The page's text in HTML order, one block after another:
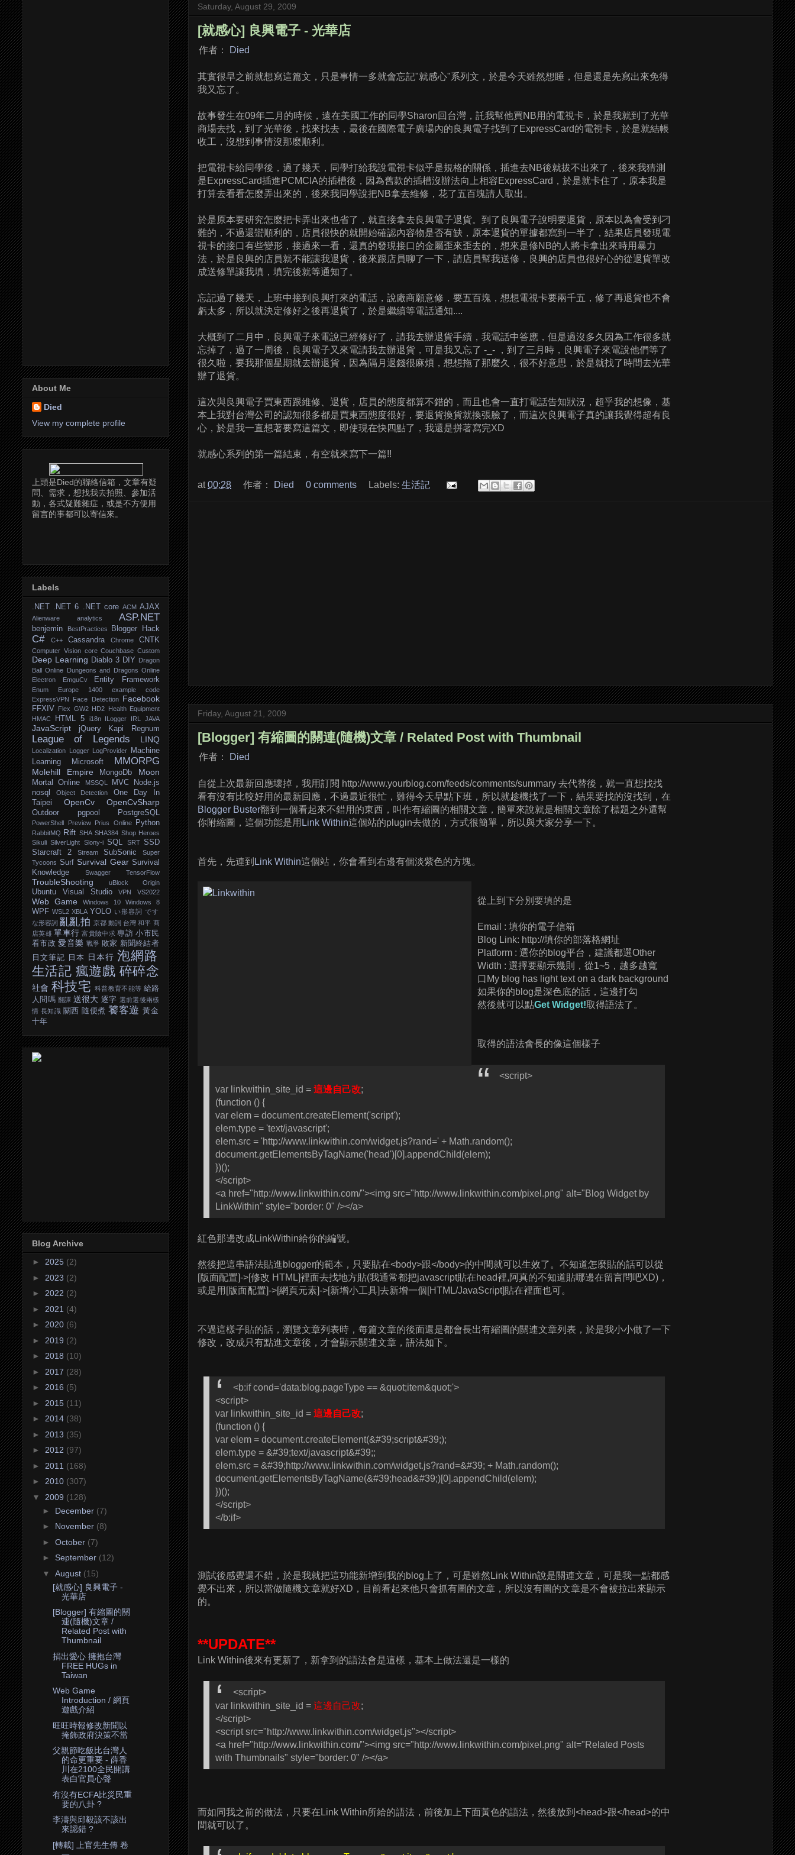
Saturday, August 29, 2009
[就感心] 良興電子 - 光華店
作者： Died
其實很早之前就想寫這篇文，只是事情一多就會忘記"就感心"系列文，於是今天雖然想睡，但是還是先寫出來免得
我又忘了。
故事發生在09年二月的時候，遠在美國工作的同學Sharon回台灣，託我幫他買NB用的電視卡，於是我就到了光華
商場去找，到了光華後，找來找去，最後在國際電子廣場內的良興電子找到了ExpressCard的電視卡，於是就結帳
收工，沒想到事情沒那麼順利。
把電視卡給同學後，過了幾天，同學打給我說電視卡似乎是規格的關係，插進去NB後就拔不出來了，後來我猜測
是ExpressCard插進PCMCIA的插槽後，因為舊款的插槽沒辦法向上相容ExpressCard，於是就卡住了，原本我是
打算去看看怎麼弄出來的，後來我同學說把NB拿去維修，花了五百塊請人取出。
於是原本要研究怎麼把卡弄出來也省了，就直接拿去良興電子退貨。到了良興電子說明要退貨，原本以為會受到刁
難的，不過還蠻順利的，店員很快的就開始確認內容物是否有缺，原本退貨的單據都寫到一半了，結果店員發現電
視卡的接口有些變形，接過來一看，還真的發現接口的金屬歪來歪去的，想來是修NB的人將卡拿出來時用暴力
法，於是良興的店員就不能讓我退貨，後來跟店員聊了一下，請店員幫我送修，良興的店員也很好心的從退貨單改
成送修單讓我填，填完後就等通知了。
忘記過了幾天，上班中接到良興打來的電話，說廠商願意修，要五百塊，想想電視卡要兩千五，修了再退貨也不會
虧太多，所以就決定修好之後再退貨了，於是繼續等電話通知....
大概到了二月中，良興電子來電說已經修好了，請我去辦退貨手續，我電話中答應，但是過沒多久因為工作很多就
忘掉了，過了一周後，良興電子又來電請我去辦退貨，可是我又忘了 -_- ，到了三月時，良興電子來電說他們等了
很久啦，要我那個星期就去辦退貨，因為隔月退錢很麻煩，想想拖了那麼久，很不好意思，於是就找了時間去光華
辦了退貨。
這次與良興電子買東西跟維修、退貨，店員的態度都算不錯的，而且也會一直打電話告知狀況，超乎我的想像，基
本上我對台灣公司的認知很多都是買東西態度很好，要退貨換貨就換張臉了，而這次良興電子真的讓我覺得超有良
心，於是我一直想著要寫這篇文，即使現在快四點了，我還是拼著寫完XD
就感心系列的第一篇結束，有空就來寫下一篇!!
at00:28 作者： Died 0 comments Labels: 生活記
Friday, August 21, 2009
[Blogger] 有縮圖的關連(隨機)文章 / Related Post with Thumbnail
作者： Died
自從上次最新回應壞掉，我用訂閱 http://www.yourblog.com/feeds/comments/summary 去代替後，就一直想找找
看有沒有比較好用的最新回應，不過最近很忙，難得今天早點下班，所以就趁機找了一下，結果要找的沒找到，在
Blogger Buster翻到一個看起來不錯用的東西，叫作有縮圖的相關文章，簡單來說就是相關文章除了標題之外還幫
你附縮圖，這個功能是用 Link Within這個站的plugin去做的，方式很簡單，所以與大家分享一下。
首先，先連到 Link Within這個站，你會看到右邊有個淡紫色的方塊。
從上到下分別要填的是
Email : 填你的電子信箱
Blog Link: http://填你的部落格網址
Platform : 選你的blog平台，建議都選Other
Width : 選擇要顯示幾則，從1~5，越多越寬
口My blog has light text on a dark background
如果你的blog是深色底的話，這邊打勾
然後就可以點Get Widget!取得語法了。
取得的語法會長的像這個樣子
<script>
var linkwithin_site_id = 這邊自己改;
(function () {
var elem = document.createElement('script');
elem.type = 'text/javascript';
elem.src = 'http://www.linkwithin.com/widget.js?rand=' + Math.random();
document.getElementsByTagName('head')[0].appendChild(elem);
})();
</script>
<a href="http://www.linkwithin.com/"><img src="http://www.linkwithin.com/pixel.png" alt="Blog Widget by
LinkWithin" style="border: 0" /></a>
紅色那邊改成LinkWithin給你的編號。
然後把這串語法貼進blogger的範本，只要貼在<body>跟</body>的中間就可以生效了。不知道怎麼貼的話可以從
[版面配置]->[修改 HTML]裡面去找地方貼(我通常都把javascript貼在head裡,阿真的不知道貼哪邊在留言問吧XD)，
或是用[版面配置]->[網頁元素]->[新增小工具]去新增一個[HTML/JavaScript]貼在裡面也可。
不過這樣子貼的話，瀏覽文章列表時，每篇文章的後面還是都會長出有縮圖的關連文章列表，於是我小小做了一下
修改，改成只有點進文章後，才會顯示關連文章，語法如下。
<b:if cond='data:blog.pageType == &quot;item&quot;'>
<script>
var linkwithin_site_id = 這邊自己改;
(function () {
var elem = document.createElement(&#39;script&#39;);
elem.type = &#39;text/javascript&#39;;
elem.src = &#39;http://www.linkwithin.com/widget.js?rand=&#39; + Math.random();
document.getElementsByTagName(&#39;head&#39;)[0].appendChild(elem);
})();
</script>
</b:if>
測試後感覺還不錯，於是我就把這功能新增到我的blog上了，可是雖然Link Within說是關連文章，可是我一點都感
覺不出來，所以當做隨機文章就好XD，目前看起來他只會抓有圖的文章，所以沒有圖的文章是不會被拉出來顯示
的。
**UPDATE**
Link Within後來有更新了，新拿到的語法會是這樣，基本上做法還是一樣的
<script>
var linkwithin_site_id = 這邊自己改;
</script>
<script src="http://www.linkwithin.com/widget.js"></script>
<a href="http://www.linkwithin.com/"><img src="http://www.linkwithin.com/pixel.png" alt="Related Posts
with Thumbnails" style="border: 0" /></a>
而如同我之前的做法，只要在Link Within所給的語法，前後加上下面黃色的語法，然後放到<head>跟</head>的中
間就可以了。
About Me
Died
View my complete profile
上頭是Died的聯絡信箱，文章有疑
問、需求，想找我去拍照、參加活
動，各式疑難雜症，或是不方便用
留言的事都可以寄信來。
Labels
.NET .NET 6 .NET core ACM AJAX
Alienware analytics ASP.NET
benjemin BestPractices Blogger Hack
C# C++ Cassandra Chrome CNTK
Computer Vision core Couchbase Custom
Deep Learning Diablo 3 DIY Dragon
Ball Online Dungeons and Dragons Online
Electron
EmguCv Entity Framework
Enum Europe 1400
example code
ExpressVPN
Face Detection Facebook
FFXIV Flex GW2 HD2 Health Equipment
HMAC
HTML 5 i18n ILogger IRL JAVA
JavaScript jQuery Kapi Regnum
League of Legends LINQ
Localization Logger LogProvider
Machine
Learning
Microsoft MMORPG
Molehill Empire MongoDb Moon
Mortal Online MSSQL MVC
Node.js
nosql
Object Detection
One Day In
Taipei
OpenCv OpenCvSharp
Outdoor pgpool PostgreSQL
PowerShell Preview Prius Online Python
RabbitMQ Rift SHA SHA384 Shop Heroes
Sikuli SilverLight Slony-i SQL SRT SSD
Starcraft 2
Stream SubSonic
Super
Tycoons Surf Survival Gear Survival
Knowledge
Swagger TensorFlow
TroubleShooting uBlock Origin
Ubuntu Visual Studio VPN VS2022
Web Game Windows 10 Windows 8
WPF WSL2 XBLA YOLO い形容詞 です
な形容詞 亂亂拍 京都 動詞 台灣 和平 商
店英雄 單車行 富貴險中求 專訪 小市民
看市政 愛音樂 戰爭 敗家 新聞終結者
日文筆記
日本 日本行 泡網路
生活記 瘋遊戲 碎碎念
社會 科技宅 科普教育不能等 給路
人問嗎 翻譯 送很大 逐字 選前選後兩樣
情 長知識 關西 隨便煮 饕客遊 黃金
十年
Blog Archive
► 2025 (2)
► 2023 (2)
► 2022 (2)
► 2021 (4)
► 2020 (6)
► 2019 (2)
► 2018 (10)
► 2017 (28)
► 2016 (5)
► 2015 (11)
► 2014 (38)
► 2013 (35)
► 2012 (97)
► 2011 (168)
► 2010 (307)
▼ 2009 (128)
► December (7)
► November (8)
► October (7)
► September (12)
▼ August (15)
[就感心] 良興電子 -
光華店
[Blogger] 有縮圖的關
連(隨機)文章 /
Related Post with
Thumbnail
捐出愛心 擁抱台灣
FREE HUGs in
Taiwan
Web Game
Introduction / 網頁
遊戲介紹
旺旺時報修改新聞以
掩飾政府決策不當
父親節吃飯比台灣人
的命更重要 - 薛香
川在2100全民開講
表白官員心聲
有沒有ECFA比災民重
要的八卦 ?
李濤與邱毅該不該出
來認錯 ?
[轉載] 上官先生傳 卷